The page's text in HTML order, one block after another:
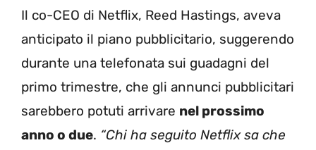
Il co-CEO di Netflix, Reed Hastings, aveva
anticipato il piano pubblicitario, suggerendo
durante una telefonata sui guadagni del
primo trimestre, che gli annunci pubblicitari
sarebbero potuti arrivare nel prossimo
anno o due. “Chi ha seguito Netflix sa che